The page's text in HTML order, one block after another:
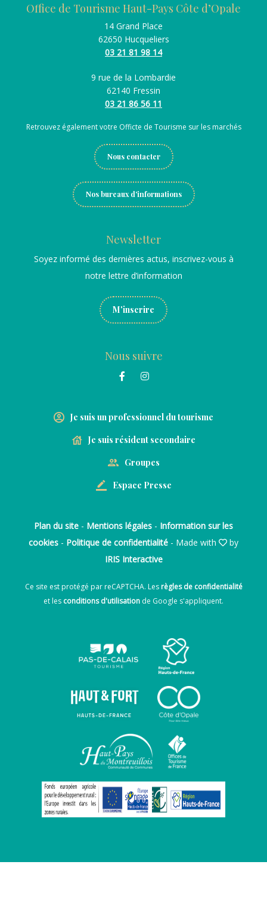
Office de Tourisme Haut-Pays Côte d’Opale
14 Grand Place
62650 Hucqueliers
03 21 81 98 14
9 rue de la Lombardie
62140 Fressin
03 21 86 56 11
Retrouvez également votre Officte de Tourisme sur les marchés
Nous contacter
Nos bureaux d'informations
Newsletter
Soyez informé des dernières actus, inscrivez-vous à
notre lettre d’information
M'inscrire
Nous suivre
Je suis un professionnel du tourisme
Je suis résident secondaire
Groupes
Espace Presse
Plan du site - Mentions légales - Information sur les
cookies - Politique de confidentialité - Made with
by
IRIS Interactive
Ce site est protégé par reCAPTCHA. Lesrègles de confidentialité
et les conditions d'utilisation de Google s'appliquent.